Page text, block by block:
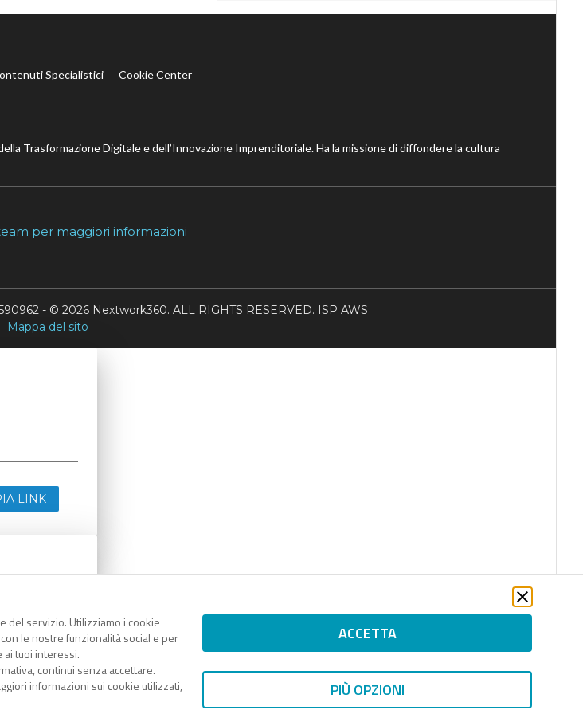
del servizio. Utilizziamo i cookie
le nostre funzionalità social e per
tuoi interessi.
continui senza accettare.
informazioni sui cookie utilizzati,
ACCETTA
PIÙ OPZIONI
Specialistici Cookie Center
Trasformazione Digitale e dell’Innovazione Imprenditoriale. Ha la missione di diffondere la cultura
per maggiori informazioni
- © 2026 Nextwork360. ALL RIGHTS RESERVED. ISP AWS
Mappa del sito
LINK
LINK